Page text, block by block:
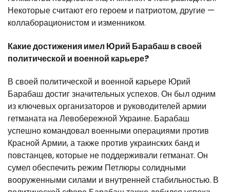
Некоторые считают его героем и патриотом, другие —
коллаборационистом и изменником.
Какие достижения имел Юрий Барабаш в своей
политической и военной карьере?
В своей политической и военной карьере Юрий
Барабаш достиг значительных успехов. Он был одним
из ключевых организаторов и руководителей армии
гетманата на Левобережной Украине. Барабаш
успешно командовал военными операциями против
Красной Армии, а также против украинских банд и
повстанцев, которые не поддерживали гетманат. Он
сумел обеспечить режим Петлюры солидными
вооруженными силами и внутренней стабильностью. В